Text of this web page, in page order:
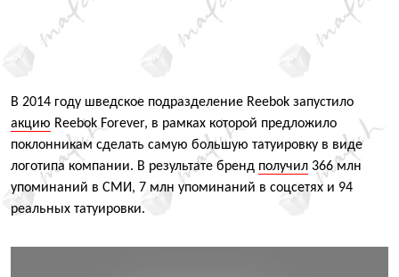
В 2014 году шведское подразделение Reebok запустило
акцию Reebok Forever, в рамках которой предложило
поклонникам сделать самую большую татуировку в виде
логотипа компании. В результате бренд получил 366 млн
упоминаний в СМИ, 7 млн упоминаний в соцсетях и 94
реальных татуировки.